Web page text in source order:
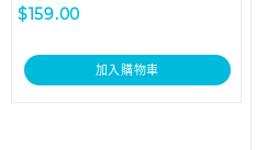
$159.00
加入購物車